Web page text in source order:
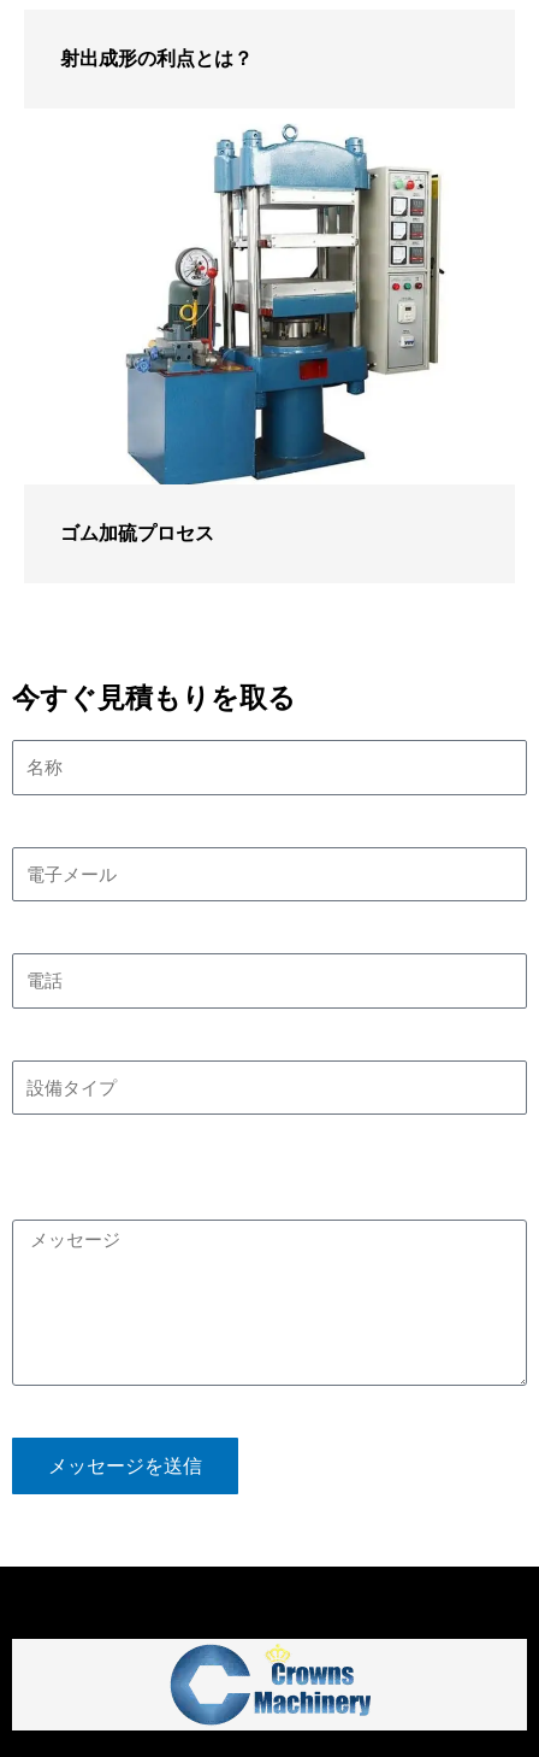
射出成形の利点とは？
ゴム加硫プロセス
今すぐ見積もりを取る
メッセージを送信